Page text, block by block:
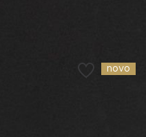
novo